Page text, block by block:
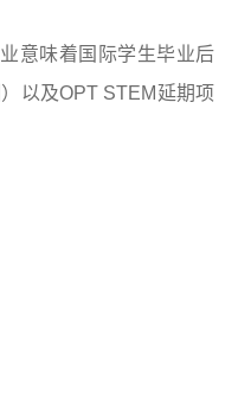
意味着国际学生毕业后
以及OPT STEM延期项